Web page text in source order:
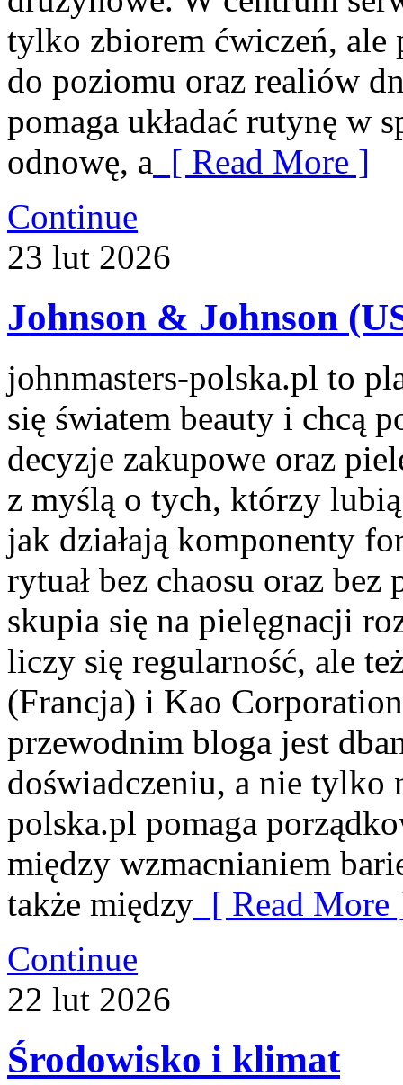
tylko zbiorem ćwiczeń, ale
do poziomu oraz realiów
pomaga układać rutynę w
odnowę, a [ Read More ]
Continue
23 lut 2026
Johnson & Johnson
johnmasters-polska.pl to
się światem beauty i chcą
decyzje zakupowe oraz
z myślą o tych, którzy
jak działają komponenty
rytuał bez chaosu oraz
skupia się na pielęgnacji
liczy się regularność, ale
(Francja) i Kao
przewodnim bloga jest
doświadczeniu, a nie tylko
polska.pl pomaga
między wzmacnianiem
także między [ Read More
Continue
22 lut 2026
Środowisko i klimat